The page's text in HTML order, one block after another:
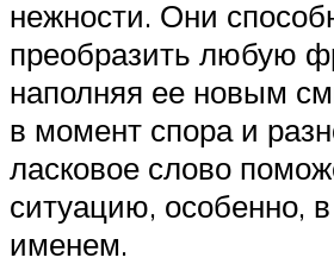
нежности. Они
преобразить любую
наполняя ее новым
в момент спора и
ласковое слово
ситуацию, особенно,
именем.